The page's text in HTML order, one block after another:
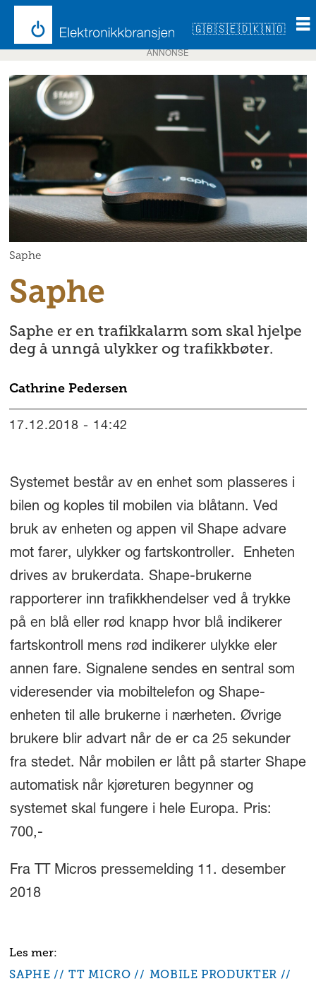
🇬🇧🇸🇪🇩🇰🇳🇴
ANNONSE
Saphe
Saphe
Saphe er en trafikkalarm som skal hjelpe
deg å unngå ulykker og trafikkbøter.
Cathrine Pedersen
17.12.2018 - 14:42
Systemet består av en enhet som plasseres i
bilen og koples til mobilen via blåtann. Ved
bruk av enheten og appen vil Shape advare
mot farer, ulykker og fartskontroller. Enheten
drives av brukerdata. Shape-brukerne
rapporterer inn trafikkhendelser ved å trykke
på en blå eller rød knapp hvor blå indikerer
fartskontroll mens rød indikerer ulykke eler
annen fare. Signalene sendes en sentral som
videresender via mobiltelefon og Shape-
enheten til alle brukerne i nærheten. Øvrige
brukere blir advart når de er ca 25 sekunder
fra stedet. Når mobilen er lått på starter Shape
automatisk når kjøreturen begynner og
systemet skal fungere i hele Europa. Pris:
700,-
Fra TT Micros pressemelding 11. desember
2018
SAPHE TT MICRO
MOBILE PRODUKTER